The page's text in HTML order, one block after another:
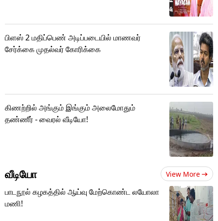
பிளஸ் 2 மதிப்பெண் அடிப்படையில் மாணவர்
சேர்க்கை முதல்வர் கோரிக்கை
கிணற்றில் அங்கும் இங்கும் அலைமோதும்
தண்ணீர் - வைரல் வீடியோ!
வீடியோ View More
பாடநூல் கழகத்தில் ஆய்வு மேற்கொண்ட லயோலா
மணி!